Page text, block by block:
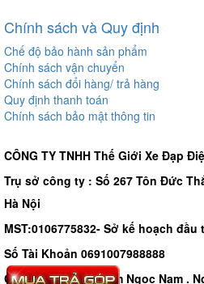
Chính sách và Quy định
Chế độ bảo hành sản phẩm
Chính sách vận chuyển
Chính sách đổi hàng/ trả hàng
Quy định thanh toán
Chính sách bảo mật thông tin
CÔNG TY TNHH Thế Giới Xe Đạp
Trụ sở công ty : Số 267 Tôn Đức
Hà Nội
MST:0106775832- Sở kế hoạch đầu
Số Tài Khoản 0691007988888
Chủ tài khoản - Phạm Ngọc Nam .